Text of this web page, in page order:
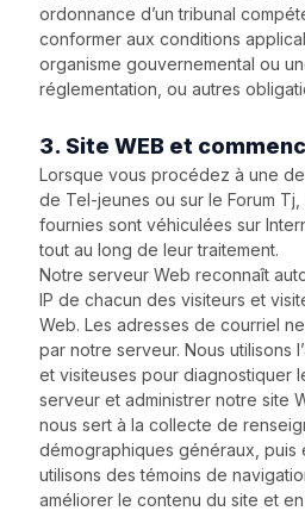
ordonnance d’un tribunal
conformer aux conditions
organisme gouvernemental ou
réglementation, ou autres
3. Site WEB et
Lorsque vous procédez à une
de Tel-jeunes ou sur le Forum Tj,
fournies sont véhiculées sur
tout au long de leur traitement.
Notre serveur Web reconnaît
IP de chacun des visiteurs et
Web. Les adresses de courriel
par notre serveur. Nous utilisons
et visiteuses pour diagnostiquer
serveur et administrer notre site
nous sert à la collecte de
démographiques généraux, puis
utilisons des témoins de
améliorer le contenu du site et